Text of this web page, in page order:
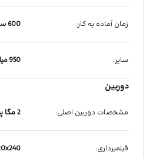
زمان آماده به کار: 600 ساعت
سایر: 950 میلی آمپر
دوربین
مشخصات دوربین اصلی: 2 مگا پیکسل 1200 × 1600 پیکسل
فیلمبرداری: